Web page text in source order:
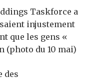
Taskforce a
injustement
que les gens «
(photo du 10 mai)
des